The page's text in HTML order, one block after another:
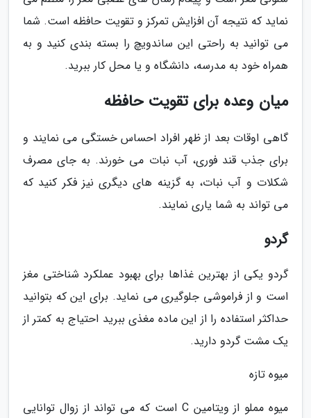
نماید که نتیجه آن افزایش تمرکز و تقویت حافظه است. شما
می توانید به راحتی این ساندویچ را بسته بندی کنید و به
همراه خود به مدرسه، دانشگاه و یا محل کار ببرید.
میان وعده برای تقویت حافظه
گاهی اوقات بعد از ظهر افراد احساس خستگی می نمایند و
برای جذب قند فوری، آب نبات می خورند. به جای مصرف
شکلات و آب نبات، به گزینه های دیگری نیز فکر کنید که
می تواند به شما یاری نمایند.
گردو
گردو یکی از بهترین غذاها برای بهبود عملکرد شناختی مغز
است و از فراموشی جلوگیری می نماید. برای این که بتوانید
حداکثر استفاده را از این ماده مغذی ببرید احتیاج به کمتر از
یک مشت گردو دارید.
میوه تازه
میوه مملو از ویتامین C است که می تواند از زوال توانایی